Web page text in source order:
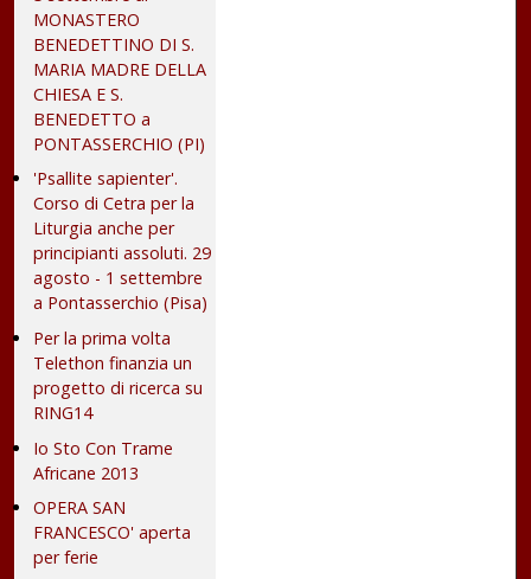
MONASTERO
BENEDETTINO DI S.
MARIA MADRE DELLA
CHIESA E S.
BENEDETTO a
PONTASSERCHIO (PI)
'Psallite sapienter'.
Corso di Cetra per la
Liturgia anche per
principianti assoluti. 29
agosto - 1 settembre
a Pontasserchio (Pisa)
Per la prima volta
Telethon finanzia un
progetto di ricerca su
RING14
Io Sto Con Trame
Africane 2013
OPERA SAN
FRANCESCO' aperta
per ferie